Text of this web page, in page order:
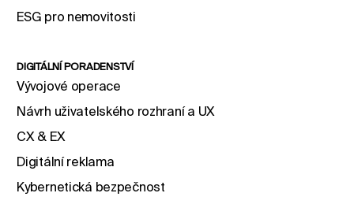
ESG pro nemovitosti
DIGITÁLNÍ PORADENSTVÍ
Vývojové operace
Návrh uživatelského rozhraní a UX
CX & EX
Digitální reklama
Kybernetická bezpečnost